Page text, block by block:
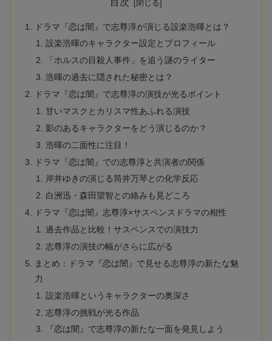
目次
ドラマ『恋は闇』で志尊淳が演じる設楽浩暉とは？
設楽浩暉のキャラクター設定とプロフィール
「ホルスの目殺人事件」を追う謎のライター
浩暉の過去に隠された秘密とは？
ドラマ『恋は闇』で志尊淳の演技が光るポイント
甘いマスクとカリスマ性あふれる演技
影のあるキャラクターをどう演じるのか？
浩暉の二面性に注目！
ドラマ『恋は闇』での志尊淳と共演者の関係
岸井ゆきの演じる筒井万琴との化学反応
白洲迅・森田望智との絡みも見どころ
ドラマ『恋は闇』志尊淳×サスペンスドラマの相性
過去作品と比較！サスペンスでの演技力
志尊淳の演技の幅がさらに広がる
まとめ：ドラマ『恋は闇』で見せる志尊淳の新たな魅
力
設楽浩暉というキャラクターの奥深さ
志尊淳の挑戦が光る作品
『恋は闇』で志尊淳の新たな一面を発見しよう